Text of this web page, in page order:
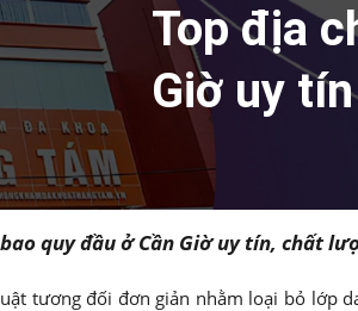
Top địa
Giờ uy
quy đầu ở Cần Giờ uy tín, chất
tương đối đơn giản nhằm loại bỏ lớp